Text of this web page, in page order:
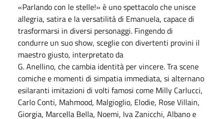
«Parlando con le stelle!» è uno spettacolo che unisce
allegria, satira e la versatilità di Emanuela, capace di
trasformarsi in diversi personaggi. Fingendo di
condurre un suo show, sceglie con divertenti provini il
maestro giusto, interpretato da
G. Anellino, che cambia identità per vincere. Tra scene
comiche e momenti di simpatia immediata, si alternano
esilaranti imitazioni di volti famosi come Milly Carlucci,
Carlo Conti, Mahmood, Malgioglio, Elodie, Rose Villain,
Giorgia, Marcella Bella, Noemi, Iva Zanicchi, Albano e